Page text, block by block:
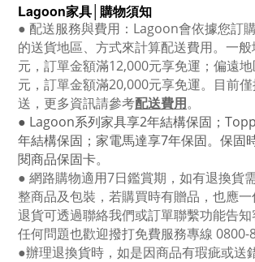
Lagoon家具│購物須知
● 配送服務與費用： Lagoon會依據您訂
的送貨地區、方式來計算配送費用。一
元，訂單金額滿12,000元享免運；偏遠
元，訂單金額滿20,000元享免運。目前
送，更多資訊請參考配送費用。
● Lagoon系列家具享2年結構保固；
年結構保固；家電馬達享7年保固。保固
閱商品保固卡。
● 網路購物適用7日鑑賞期，如有退換貨
整商品及包裝，若購買時有贈品，也應一
退貨可透過聯絡我們或訂單聯繫功能告
任何問題也歡迎撥打免費服務專線 0800-
●辦理退換貨時，如是因商品有瑕疵或送